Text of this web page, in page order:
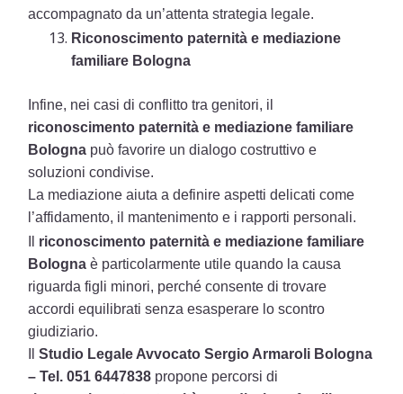
accompagnato da un’attenta strategia legale.
Riconoscimento paternità e mediazione
familiare Bologna
Infine, nei casi di conflitto tra genitori, il
riconoscimento paternità e mediazione familiare
Bologna può favorire un dialogo costruttivo e
soluzioni condivise.
La mediazione aiuta a definire aspetti delicati come
l’affidamento, il mantenimento e i rapporti personali.
riconoscimento paternità e mediazione familiare
Bologna è particolarmente utile quando la causa
riguarda figli minori, perché consente di trovare
accordi equilibrati senza esasperare lo scontro
giudiziario.
IlStudio Legale Avvocato Sergio Armaroli Bologna
– Tel. 051 6447838 propone percorsi di